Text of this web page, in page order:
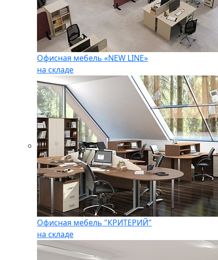
Офисная мебель «NEW LINE»
на складе
Офисная мебель "КРИТЕРИЙ"
на складе